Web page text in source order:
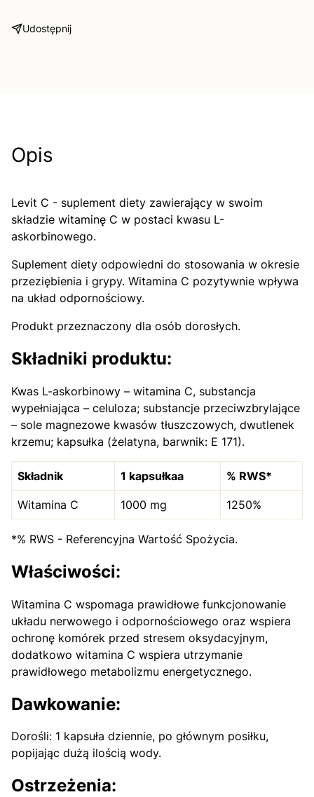
Udostępnij
Opis
Levit C - suplement diety zawierający w swoim
składzie witaminę C w postaci kwasu L-
askorbinowego.
Suplement diety odpowiedni do stosowania w okresie
przeziębienia i grypy. Witamina C pozytywnie wpływa
na układ odpornościowy.
Produkt przeznaczony dla osób dorosłych.
Składniki produktu:
Kwas L-askorbinowy – witamina C, substancja
wypełniająca – celuloza; substancje przeciwzbrylające
– sole magnezowe kwasów tłuszczowych, dwutlenek
krzemu; kapsułka (żelatyna, barwnik: E 171).
Składnik 1 kapsułkaa % RWS*
Witamina C 1000 mg 1250%
*% RWS - Referencyjna Wartość Spożycia.
Właściwości:
Witamina C wspomaga prawidłowe funkcjonowanie
układu nerwowego i odpornościowego oraz wspiera
ochronę komórek przed stresem oksydacyjnym,
dodatkowo witamina C wspiera utrzymanie
prawidłowego metabolizmu energetycznego.
Dawkowanie:
Dorośli: 1 kapsuła dziennie, po głównym posiłku,
popijając dużą ilością wody.
Ostrzeżenia: